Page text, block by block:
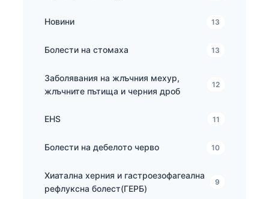
Новини 13
Болести на стомаха 13
Заболявания на жлъчния мехур,
жлъчните пътища и черния дроб
12
EHS 11
Болести на дебелото черво 10
Хиатална херния и гастроезофагеална
рефлуксна болест(ГЕРБ)
9